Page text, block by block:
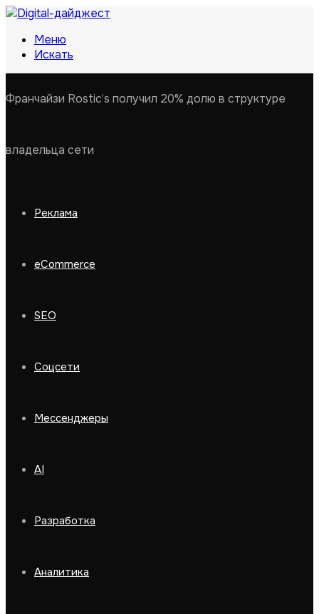
Меню
Искать
Франчайзи Rostic’s получил 20% долю в структуре
владельца сети
Реклама
eCommerce
SEO
Соцсети
Мессенджеры
AI
Разработка
Аналитика